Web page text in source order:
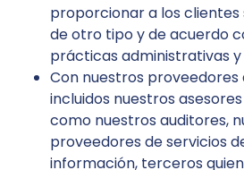
proporcionar a los clientes
de otro tipo y de acuerdo
prácticas administrativas
Con nuestros proveedores
incluidos nuestros
como nuestros auditores,
proveedores de servicios
información, terceros